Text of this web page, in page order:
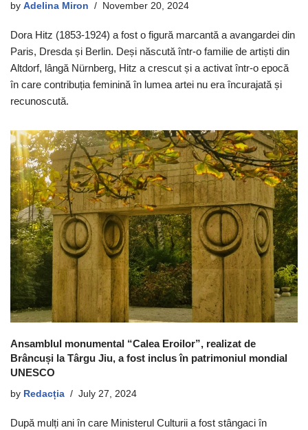
by Adelina Miron November 20, 2024
Dora Hitz (1853-1924) a fost o figură marcantă a avangardei din
Paris, Dresda și Berlin. Deși născută într-o familie de artiști din
Altdorf, lângă Nürnberg, Hitz a crescut și a activat într-o epocă
în care contribuția feminină în lumea artei nu era încurajată și
recunoscută.
Ansamblul monumental “Calea Eroilor”, realizat de
Brâncuși la Târgu Jiu, a fost inclus în patrimoniul mondial
UNESCO
by Redacția July 27, 2024
După mulți ani în care Ministerul Culturii a fost stângaci în